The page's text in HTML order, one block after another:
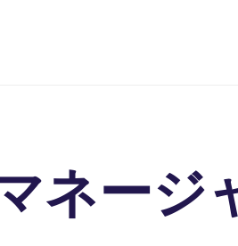
ネージ